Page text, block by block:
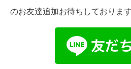
のお友達追加お待ちしております